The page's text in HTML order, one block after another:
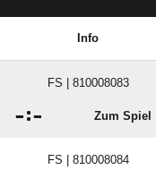
Info
FS | 810008083
: Zum Spiel
FS | 810008084